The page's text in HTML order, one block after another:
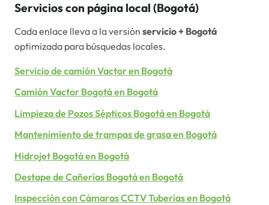
Servicios con página local (Bogotá)
Cada enlace lleva a la versión servicio + Bogotá
optimizada para búsquedas locales.
Servicio de camión Vactoren Bogotá
Camión Vactor Bogotáen Bogotá
Limpieza de Pozos Sépticos Bogotáen Bogotá
Mantenimiento de trampas de grasaen Bogotá
Hidrojet Bogotáen Bogotá
Destape de Cañerías Bogotáen Bogotá
Inspección con Cámaras CCTV Tuberíasen Bogotá